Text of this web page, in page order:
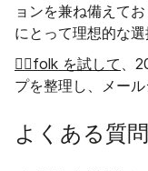
ョンを兼ね備えて
にとって理想的な選
👉🏼folk を試して 、
プを整理し、メー
よくある質問